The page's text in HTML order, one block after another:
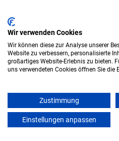
Weitere
IT/Computer -
Wir verwenden Cookies
Wir können diese zur Analyse unserer
Website zu verbessern, personalisierte
großartiges Website-Erlebnis zu bieten.
uns verwendeten Cookies öffnen Sie die
Zustimmung
Einstellungen anpassen